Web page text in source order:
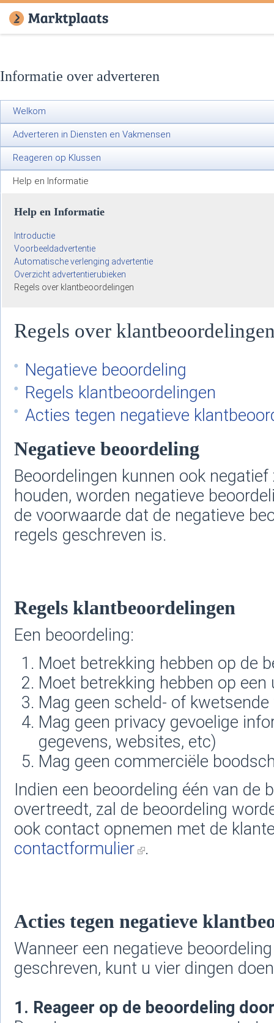
Informatie over adverteren
Welkom
Adverteren in Diensten en Vakmensen
Reageren op Klussen
Help en Informatie
Help en Informatie
Introductie
Voorbeeldadvertentie
Automatische verlenging advertentie
Overzicht advertentierubieken
Regels over klantbeoordelingen
Regels over
Negatieve beoordeling
Regels klantbeoordelingen
Acties tegen negatieve
Negatieve beoordeling
Beoordelingen kunnen ook
houden, worden negatieve
de voorwaarde dat de negatieve
regels geschreven is.
Regels klantbeoordelingen
Een beoordeling:
Moet betrekking hebben op de
Moet betrekking hebben op
Mag geen scheld- of
Mag geen privacy gevoelige
gegevens, websites, etc)
Mag geen commerciële
Indien een beoordeling één van de
overtreedt, zal de beoordeling
ook contact opnemen met de
contactformulier .
Acties tegen negatieve
Wanneer een negatieve
geschreven, kunt u vier dingen
1. Reageer op de beoordeling